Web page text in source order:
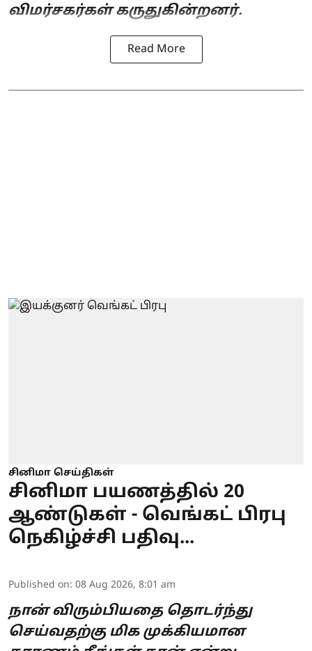
விமர்சகர்கள் கருதுகின்றனர்.
Read More
சினிமா செய்திகள்
சினிமா பயணத்தில் 20
ஆண்டுகள் - வெங்கட் பிரபு
நெகிழ்ச்சி பதிவு...
Published on: 08 Aug 2026, 8:01 am
நான் விரும்பியதை தொடர்ந்து
செய்வதற்கு மிக முக்கியமான